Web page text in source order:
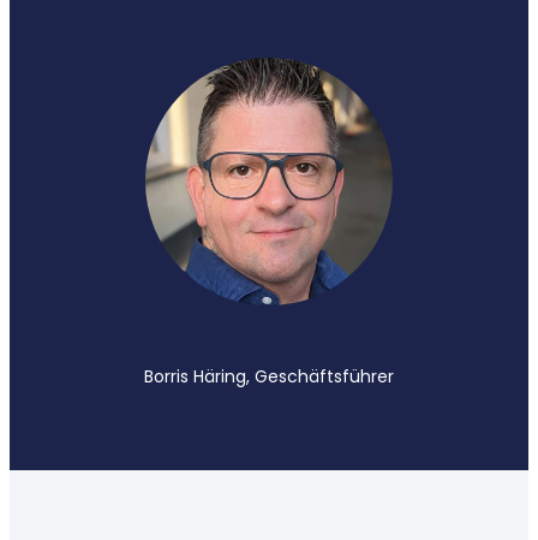
Borris Häring, Geschäftsführer